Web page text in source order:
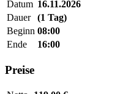
Datum 16.11.2026
Dauer
(1 Tag)
Beginn 08:00
Ende
16:00
Preise